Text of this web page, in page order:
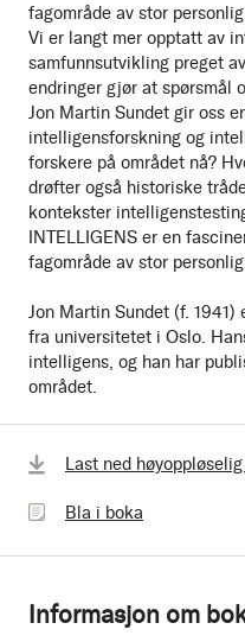
fagområde av stor
Vi er langt mer opptatt av
samfunnsutvikling preget
endringer gjør at spørsmål
Jon Martin Sundet gir oss
intelligensforskning og
forskere på området nå?
drøfter også historiske
kontekster
INTELLIGENS er en
fagområde av stor
Jon Martin Sundet (f.
fra universitetet i Oslo.
intelligens, og han har
området.
Last ned
Bla
bokaBla i boka
Informasjon om